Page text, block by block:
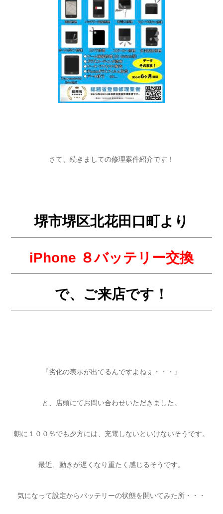
さて、続きましての修理案件紹介です！
堺市堺区北花田口町より
iPhone ８バッテリー交換
で、ご来店です！
『劣化の表示が出てるんですよねぇ・・・』
と、店頭にてお問い合わせいただきました。
朝に１００％でも夕方には、充電しないといけないそうです。
最近、動きが遅くなり重たく感じるそうです。
気になって設定からバッテリーの状態を開いてみた所・・・